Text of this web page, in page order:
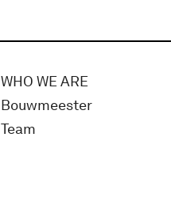
WHO WE ARE
Bouwmeester
Team